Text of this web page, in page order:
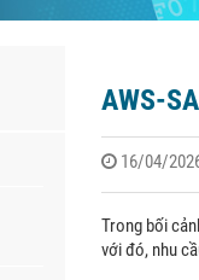
AWS-
16/04/
Trong bối
với đó, nhu